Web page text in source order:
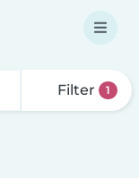
Filter 1